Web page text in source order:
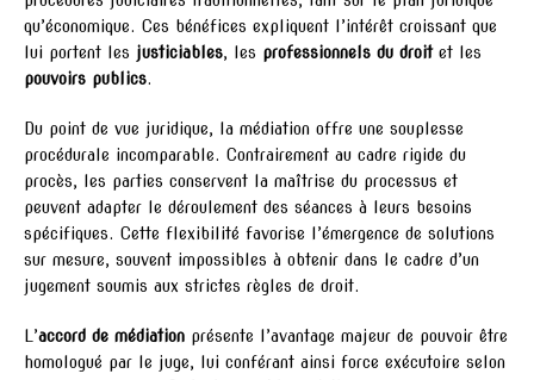
qu’économique. Ces bénéfices expliquent l’intérêt croissant que
lui portent les justiciables, les professionnels du droitet les
pouvoirs publics.
Du point de vue juridique, la médiation offre une souplesse
procédurale incomparable. Contrairement au cadre rigide du
procès, les parties conservent la maîtrise du processus et
peuvent adapter le déroulement des séances à leurs besoins
spécifiques. Cette flexibilité favorise l’émergence de solutions
sur mesure, souvent impossibles à obtenir dans le cadre d’un
jugement soumis aux strictes règles de droit.
L’accord de médiation présente l’avantage majeur de pouvoir être
homologué par le juge, lui conférant ainsi force exécutoire selon